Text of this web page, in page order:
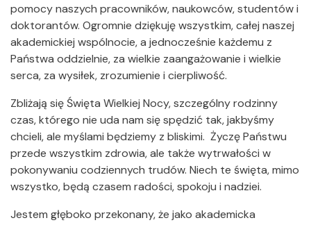
pomocy naszych pracowników, naukowców, studentów i
doktorantów. Ogromnie dziękuję wszystkim, całej naszej
akademickiej wspólnocie, a jednocześnie każdemu z
Państwa oddzielnie, za wielkie zaangażowanie i wielkie
serca, za wysiłek, zrozumienie i cierpliwość.
Zbliżają się Święta Wielkiej Nocy, szczególny rodzinny
czas, którego nie uda nam się spędzić tak, jakbyśmy
chcieli, ale myślami będziemy z bliskimi. Życzę Państwu
przede wszystkim zdrowia, ale także wytrwałości w
pokonywaniu codziennych trudów. Niech te święta, mimo
wszystko, będą czasem radości, spokoju i nadziei.
Jestem głęboko przekonany, że jako akademicka